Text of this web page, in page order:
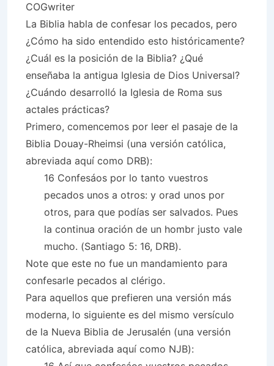
COGwriter
La Biblia habla de confesar los pecados, pero
¿Cómo ha sido entendido esto históricamente?
¿Cuál es la posición de la Biblia? ¿Qué
enseñaba la antigua Iglesia de Dios Universal?
¿Cuándo desarrolló la Iglesia de Roma sus
actales prácticas?
Primero, comencemos por leer el pasaje de la
Biblia Douay-Rheimsi (una versión católica,
abreviada aquí como DRB):
16 Confesáos por lo tanto vuestros
pecados unos a otros: y orad unos por
otros, para que podías ser salvados. Pues
la continua oración de un hombr justo vale
mucho. (Santiago 5: 16, DRB).
Note que este no fue un mandamiento para
confesarle pecados al clérigo.
Para aquellos que prefieren una versión más
moderna, lo siguiente es del mismo versículo
de la Nueva Biblia de Jerusalén (una versión
católica, abreviada aquí como NJB):